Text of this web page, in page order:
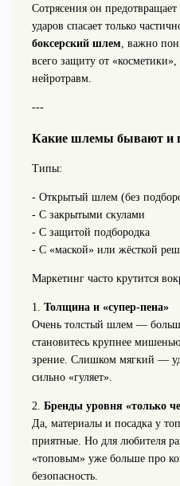
Сотрясения он
ударов спасает только
боксерский шлем, важно
всего защиту от
нейротравм.
---
Какие шлемы бывают и
Типы:
- Открытый шлем (без
- С закрытыми скулами
- С защитой подбородка
- С «маской» или жёсткой
Маркетинг часто крутится
1. Толщина и «супер-пена»
Очень толстый шлем —
становитесь крупнее
зрение. Слишком мягкий —
сильно «гуляет».
2. Бренды уровня «только
Да, материалы и посадка у
приятные. Но для любителя
«топовым» уже больше про
безопасность.